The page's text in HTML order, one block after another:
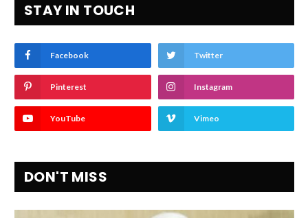
STAY IN TOUCH
Facebook Twitter
Pinterest Instagram
YouTube Vimeo
DON'T MISS